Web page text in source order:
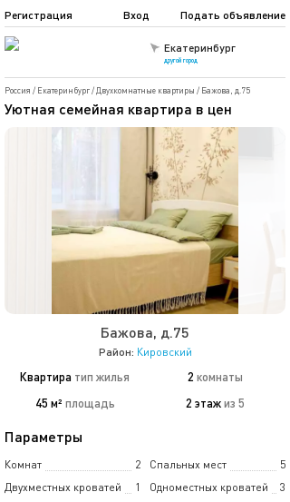
Екатеринбург
другой город
Подать объявление
Регистрация Вход
Россия / Екатеринбург/ Двухкомнатные квартиры / Бажова, д.75
Уютная семейная квартира в цен
Бажова, д.75
Район: Кировский
Квартира тип жилья 2 комнаты
45 м² площадь 2 этажиз 5
Параметры
Комнат 2 Спальных мест
5
Двухместных кроватей
1 Одноместных кроватей
3